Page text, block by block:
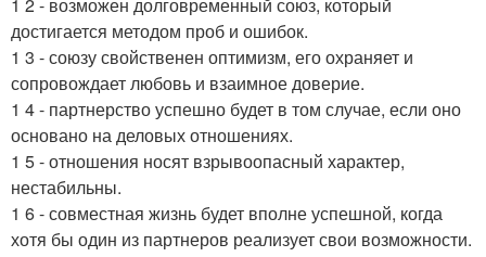
достигается методом проб и ошибок.
1 3 - союзу свойственен оптимизм, его охраняет и
сопровождает любовь и взаимное доверие.
1 4 - партнерство успешно будет в том случае, если оно
основано на деловых отношениях.
1 5 - отношения носят взрывоопасный характер,
нестабильны.
1 6 - совместная жизнь будет вполне успешной, когда
хотя бы один из партнеров реализует свои возможности.